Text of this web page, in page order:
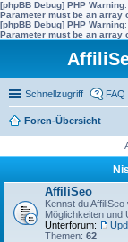
[phpBB Debug] PHP Warning
Parameter must be an array
[phpBB Debug] PHP Warning
Parameter must be an array
Schnellzugriff FAQ
Foren-Übersicht
AffiliSeo
Kennst du
Möglichkeiten und
Unterforum:
Themen: 62